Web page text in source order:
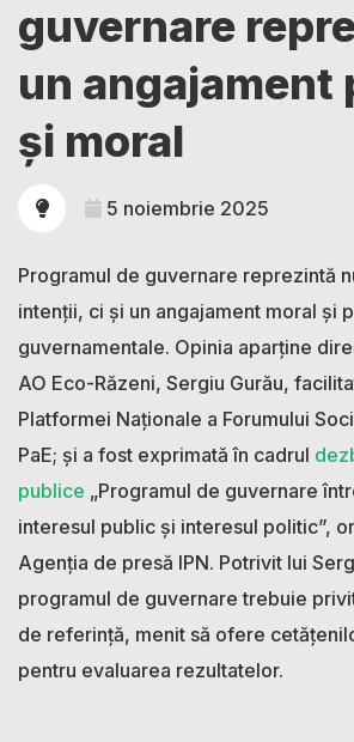
guvernare
un angajament
și moral
5 noiembrie 2025
Programul de guvernare reprezintă
intenții, ci și un angajament moral și
guvernamentale. Opinia aparține
AO Eco-Răzeni, Sergiu Gurău,
Platformei Naționale a Forumului
PaE; și a fost exprimată în cadrul
publice „Programul de guvernare
interesul public și interesul politic”,
Agenția de presă IPN. Potrivit lui
programul de guvernare trebuie
de referință, menit să ofere
pentru evaluarea rezultatelor.